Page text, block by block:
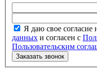
Я даю свое согласие
данных и согласен с
Пользовательским
Заказать звонок